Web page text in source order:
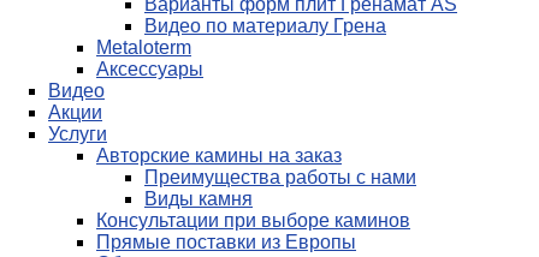
Варианты форм плит Гренамат AS
Видео по материалу Грена
Metaloterm
Аксессуары
Видео
Акции
Услуги
Авторские камины на заказ
Преимущества работы с нами
Виды камня
Консультации при выборе каминов
Прямые поставки из Европы